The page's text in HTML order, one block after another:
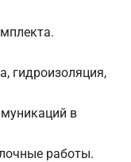
гидроизоляция,
в
работы.